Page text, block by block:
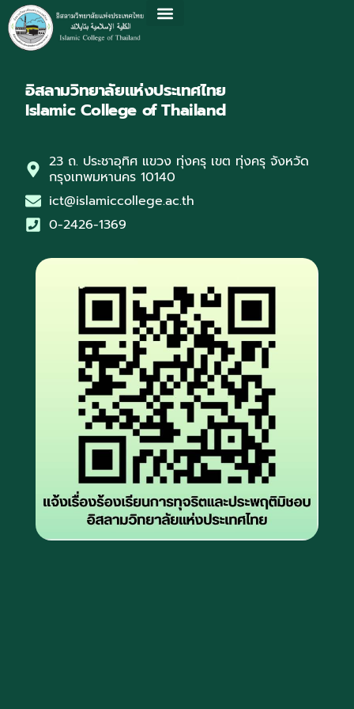
อิสลามวิทยาลัยแห่งประเทศไทย
Islamic College of Thailand
23 ถ. ประชาอุทิศ แขวง ทุ่งครุ เขต ทุ่งครุ จังหวัด
กรุงเทพมหานคร 10140
ict@islamiccollege.ac.th
0-2426-1369